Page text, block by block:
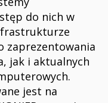
do nich w
zaprezentowania
jak i aktualnych
jest na